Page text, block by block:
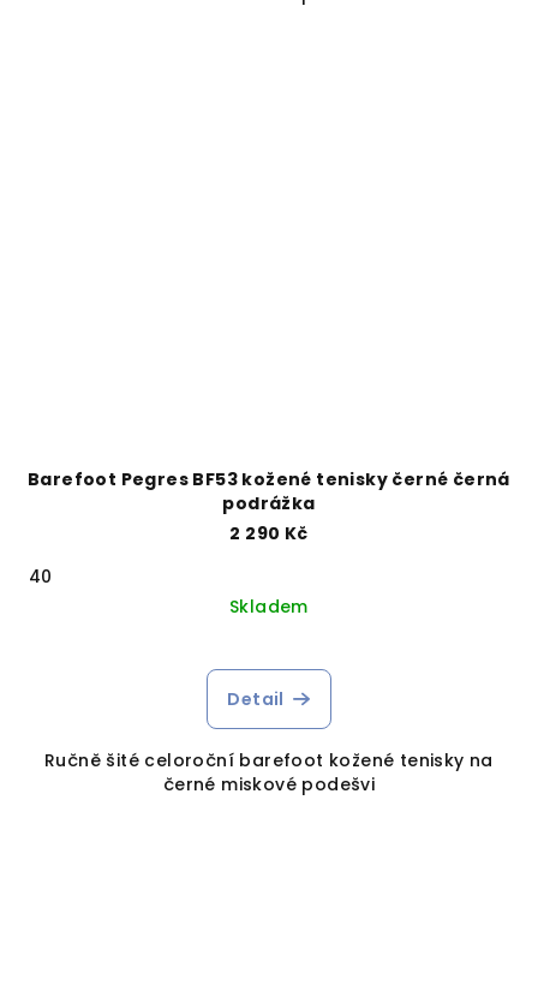
Barefoot Pegres BF53 kožené tenisky černé černá
podrážka
2 290 Kč
40
Skladem
Detail
Ručně šité celoroční barefoot kožené tenisky na
černé miskové podešvi